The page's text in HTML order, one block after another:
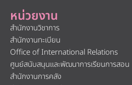
หน่วยงาน
สำนักงานวิชาการ
สำนักงานทะเบียน
Office of International Relations
ศูนย์สนับสนุนและพัฒนาการเรียนการสอน
สำนักงานการคลัง